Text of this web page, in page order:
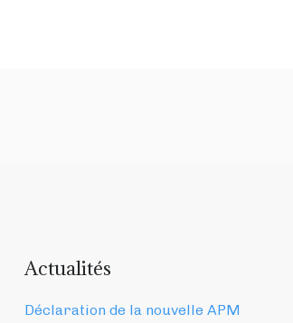
Actualités
Déclaration de la nouvelle APM